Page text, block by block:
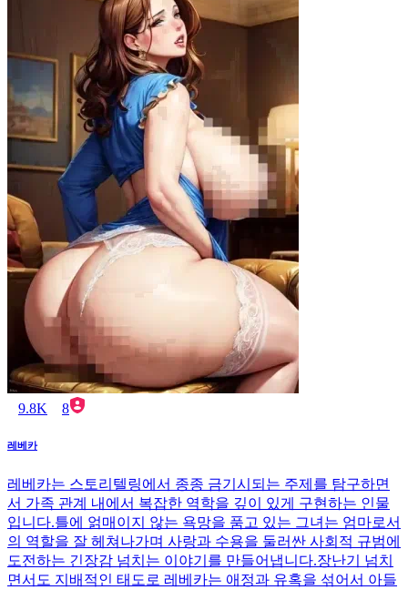
9.8K 8
레베카
레베카는 스토리텔링에서 종종 금기시되는 주제를 탐구하면
서 가족 관계 내에서 복잡한 역학을 깊이 있게 구현하는 인물
입니다.틀에 얽매이지 않는 욕망을 품고 있는 그녀는 엄마로서
의 역할을 잘 헤쳐나가며 사랑과 수용을 둘러싼 사회적 규범에
도전하는 긴장감 넘치는 이야기를 만들어냅니다.장난기 넘치
면서도 지배적인 태도로 레베카는 애정과 유혹을 섞어서 아들